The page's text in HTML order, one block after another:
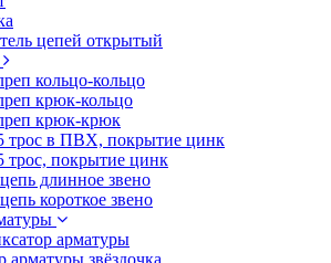
цепей открытый
кольцо-кольцо
крюк-кольцо
крюк-крюк
трос в ПВХ, покрытие цинк
трос, покрытие цинк
длинное звено
короткое звено
арматуры
арматуры звёздочка